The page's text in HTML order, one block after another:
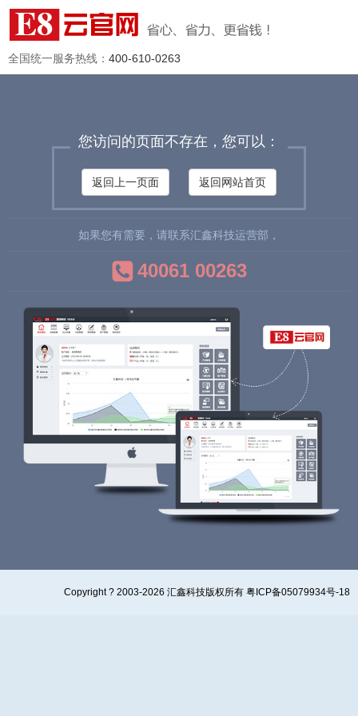
全国统一服务热线： 400-610-0263
您访问的页面不存在，您可以：
返回上一页面 返回网站首页
如果您有需要，请联系汇鑫科技运营部，
40061 00263
Copyright ? 2003-2026 汇鑫科技版权所有 粤ICP备05079934号-18